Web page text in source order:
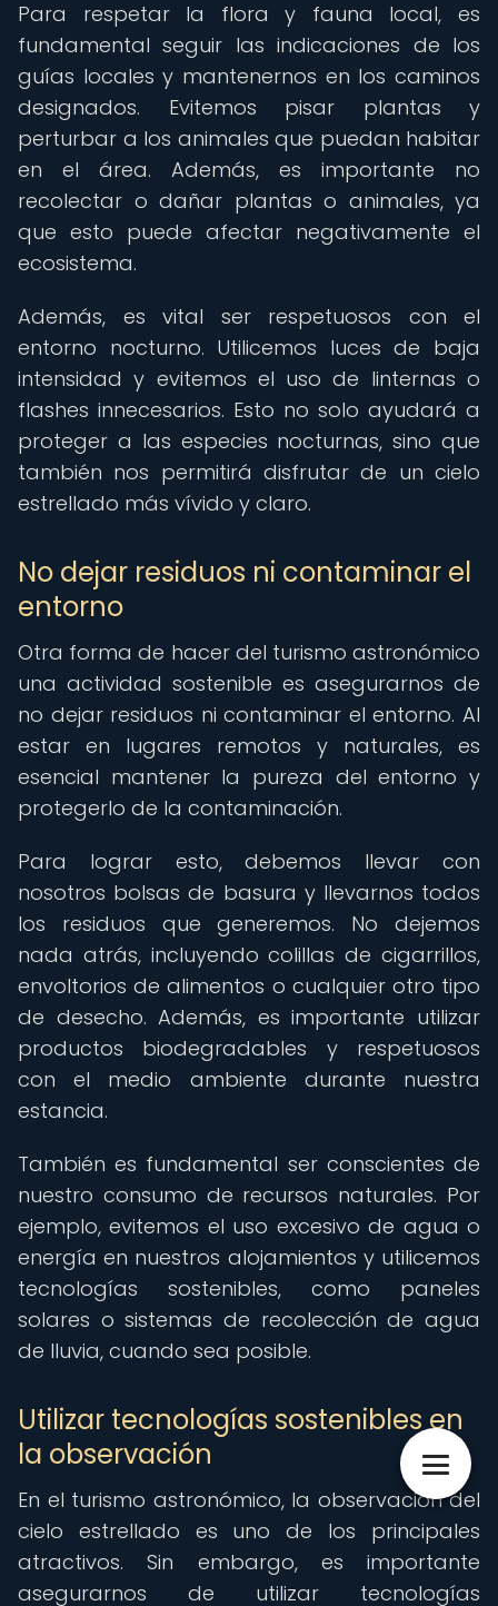
Para respetar la flora y fauna local, es
fundamental seguir las indicaciones de los
guías locales y mantenernos en los caminos
designados. Evitemos pisar plantas y
perturbar a los animales que puedan habitar
en el área. Además, es importante no
recolectar o dañar plantas o animales, ya
que esto puede afectar negativamente el
ecosistema.
Además, es vital ser respetuosos con el
entorno nocturno. Utilicemos luces de baja
intensidad y evitemos el uso de linternas o
flashes innecesarios. Esto no solo ayudará a
proteger a las especies nocturnas, sino que
también nos permitirá disfrutar de un cielo
estrellado más vívido y claro.
No dejar residuos ni contaminar el
entorno
Otra forma de hacer del turismo astronómico
una actividad sostenible es asegurarnos de
no dejar residuos ni contaminar el entorno. Al
estar en lugares remotos y naturales, es
esencial mantener la pureza del entorno y
protegerlo de la contaminación.
Para lograr esto, debemos llevar con
nosotros bolsas de basura y llevarnos todos
los residuos que generemos. No dejemos
nada atrás, incluyendo colillas de cigarrillos,
envoltorios de alimentos o cualquier otro tipo
de desecho. Además, es importante utilizar
productos biodegradables y respetuosos
con el medio ambiente durante nuestra
estancia.
También es fundamental ser conscientes de
nuestro consumo de recursos naturales. Por
ejemplo, evitemos el uso excesivo de agua o
energía en nuestros alojamientos y utilicemos
tecnologías sostenibles, como paneles
solares o sistemas de recolección de agua
de lluvia, cuando sea posible.
Utilizar tecnologías sostenibles en
la observación
En el turismo astronómico, la observación del
cielo estrellado es uno de los principales
atractivos. Sin embargo, es importante
asegurarnos de utilizar tecnologías